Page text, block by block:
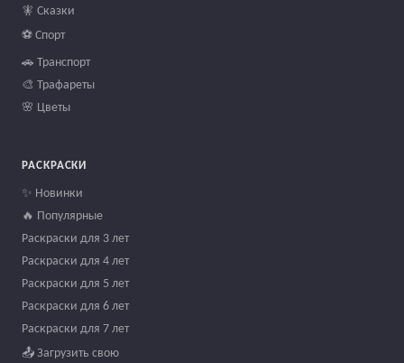
🧚 Сказки
⚽ Спорт
🚗 Транспорт
🎨 Трафареты
🌸 Цветы
РАСКРАСКИ
✨ Новинки
🔥 Популярные
Раскраски для 3 лет
Раскраски для 4 лет
Раскраски для 5 лет
Раскраски для 6 лет
Раскраски для 7 лет
📤 Загрузить свою